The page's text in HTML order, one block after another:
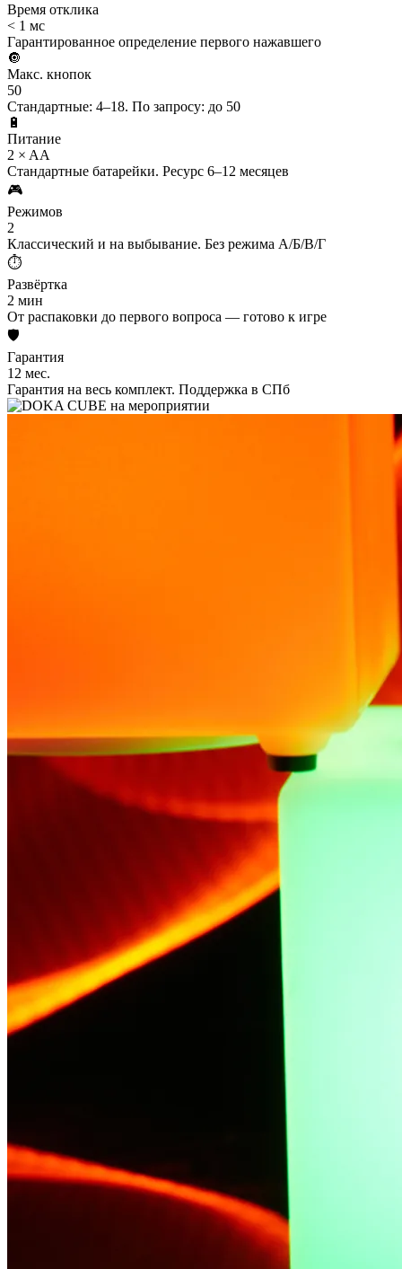
Время отклика
< 1 мс
Гарантированное определение первого нажавшего
🔘
Макс. кнопок
50
Стандартные: 4–18. По запросу: до 50
🔋
Питание
2 × AA
Стандартные батарейки. Ресурс 6–12 месяцев
🎮
Режимов
2
Классический и на выбывание. Без режима А/Б/В/Г
⏱
Развёртка
2 мин
От распаковки до первого вопроса — готово к игре
🛡
Гарантия
12 мес.
Гарантия на весь комплект. Поддержка в СПб